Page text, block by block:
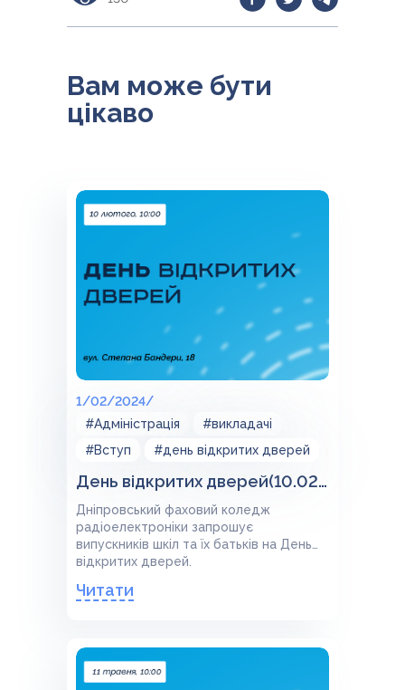
Вам може бути
цікаво
1/02/2024/
#Адміністрація
#викладачі
#Вступ
#день відкритих дверей
День відкритих дверей(10.02.24)
Дніпровський фаховий коледж
радіоелектроніки запрошує
випускників шкіл та їх батьків на День
відкритих дверей.
Читати